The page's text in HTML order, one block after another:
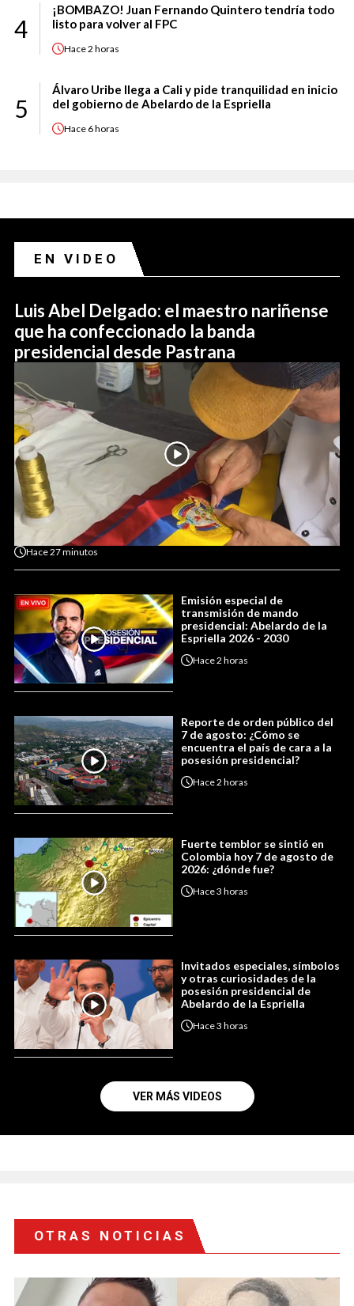
4
¡BOMBAZO! Juan Fernando Quintero tendría todo
listo para volver al FPC
Hace2 horas
5
Álvaro Uribe llega a Cali y pide tranquilidad en inicio
del gobierno de Abelardo de la Espriella
Hace 6 horas
EN VIDEO
Luis Abel Delgado: el maestro nariñense
que ha confeccionado la banda
presidencial desde Pastrana
Hace27 minutos
Emisión especial de
transmisión de mando
presidencial: Abelardo de la
Espriella 2026 - 2030
Hace2 horas
Reporte de orden público del
7 de agosto: ¿Cómo se
encuentra el país de cara a la
posesión presidencial?
Hace2 horas
Fuerte temblor se sintió en
Colombia hoy 7 de agosto de
2026: ¿dónde fue?
Hace3 horas
Invitados especiales, símbolos
y otras curiosidades de la
posesión presidencial de
Abelardo de la Espriella
Hace3 horas
VER MÁS VIDEOS
OTRAS NOTICIAS